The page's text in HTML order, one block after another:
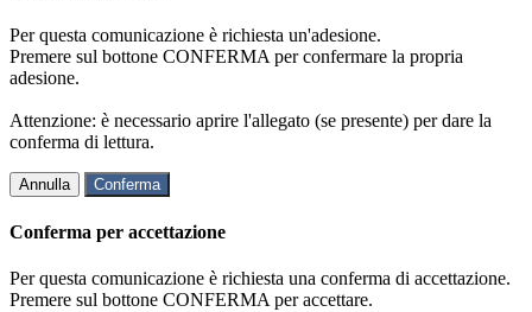
Per questa comunicazione è richiesta un'adesione.
Premere sul bottone CONFERMA per confermare la propria
adesione.
Attenzione: è necessario aprire l'allegato (se presente) per dare la
conferma di lettura.
Annulla Conferma
Conferma per accettazione
Per questa comunicazione è richiesta una conferma di accettazione.
Premere sul bottone CONFERMA per accettare.